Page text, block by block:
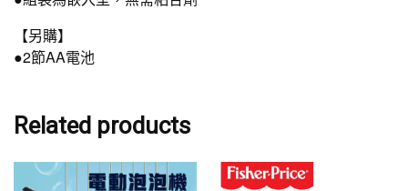
【另購】
●2節AA電池
Related products